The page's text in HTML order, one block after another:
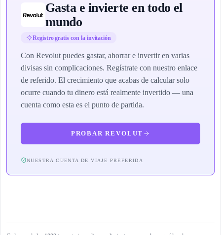
Gasta e invierte en todo el
mundo
Registro gratis con la invitación
Con Revolut puedes gastar, ahorrar e invertir en varias
divisas sin complicaciones. Regístrate con nuestro enlace
de referido. El crecimiento que acabas de calcular solo
ocurre cuando tu dinero está realmente invertido — una
cuenta como esta es el punto de partida.
PROBAR REVOLUT
NUESTRA CUENTA DE VIAJE PREFERIDA